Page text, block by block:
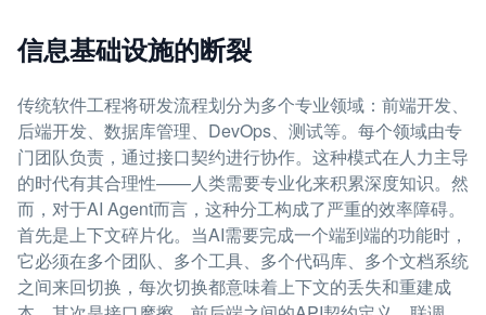
信息基础设施的断裂
传统软件工程将研发流程划分为多个专业领域：前端开发、
后端开发、数据库管理、DevOps、测试等。每个领域由专
门团队负责，通过接口契约进行协作。这种模式在人力主导
的时代有其合理性——人类需要专业化来积累深度知识。然
而，对于AI Agent而言，这种分工构成了严重的效率障碍。
首先是上下文碎片化。当AI需要完成一个端到端的功能时，
它必须在多个团队、多个工具、多个代码库、多个文档系统
之间来回切换，每次切换都意味着上下文的丢失和重建成